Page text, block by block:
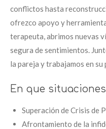
conflictos hasta
ofrezco apoyo y
terapeuta, abrimos nuevas
segura de sentimientos.
la pareja y trabajamos en
En que
Superación de Crisis de
Afrontamiento de la